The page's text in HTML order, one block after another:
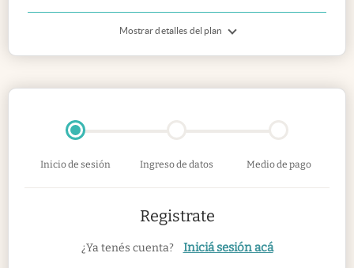
Mostrar detalles del plan
Inicio de sesión Ingreso de datos Medio de pago
Registrate
¿Ya tenés cuenta? Iniciá sesión acá